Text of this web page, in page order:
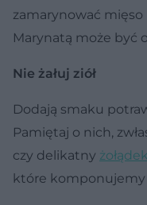
zamarynować mięso
Marynatą może być
Nie żałuj ziół
Dodają smaku
Pamiętaj o nich,
czy delikatny żołądek
które komponujemy